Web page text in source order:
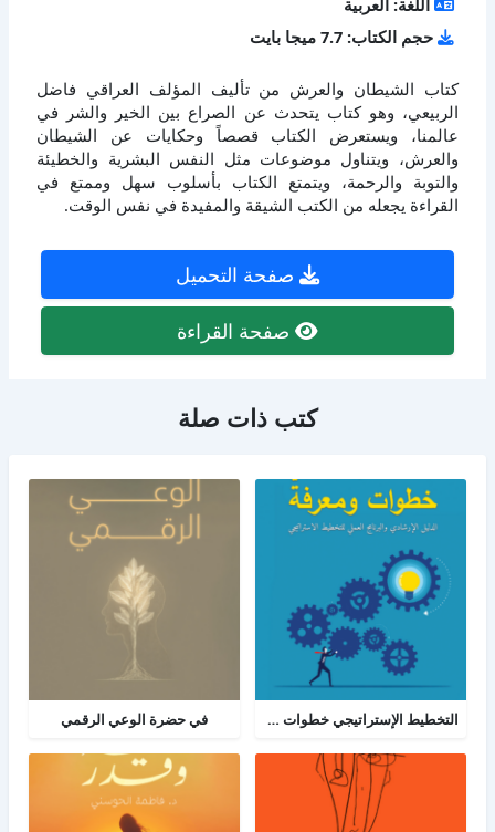
حجم الكتاب: 7.7 ميجا بايت
كتاب الشيطان والعرش من تأليف المؤلف العراقي فاضل
الربيعي، وهو كتاب يتحدث عن الصراع بين الخير والشر في
عالمنا، ويستعرض الكتاب قصصاً وحكايات عن الشيطان
والعرش، ويتناول موضوعات مثل النفس البشرية والخطيئة
والتوبة والرحمة، ويتمتع الكتاب بأسلوب سهل وممتع في
القراءة يجعله من الكتب الشيقة والمفيدة في نفس الوقت.
صفحة التحميل
صفحة القراءة
كتب ذات صلة
التخطيط الإستراتيجي خطوات ومعرفة: الدليل الإرشادي والبرنامج العملي للتخطيط في حضرة الوعي الرقمي